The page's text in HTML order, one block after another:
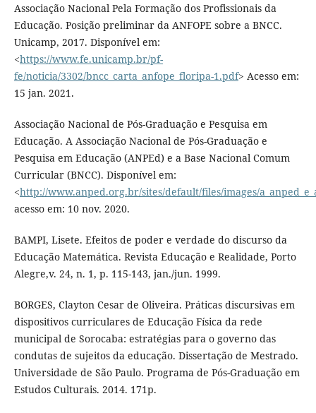
Associação Nacional Pela Formação dos Profissionais da
Educação. Posição preliminar da ANFOPE sobre a BNCC.
Unicamp, 2017. Disponível em:
<https://www.fe.unicamp.br/pf-
fe/noticia/3302/bncc_carta_anfope_floripa-1.pdf> Acesso em:
15 jan. 2021.
Associação Nacional de Pós-Graduação e Pesquisa em
Educação. A Associação Nacional de Pós-Graduação e
Pesquisa em Educação (ANPEd) e a Base Nacional Comum
Curricular (BNCC). Disponível em:
<http://www.anped.org.br/sites/default/files/images/
acesso em: 10 nov. 2020.
BAMPI, Lisete. Efeitos de poder e verdade do discurso da
Educação Matemática. Revista Educação e Realidade, Porto
Alegre,v. 24, n. 1, p. 115-143, jan./jun. 1999.
BORGES, Clayton Cesar de Oliveira. Práticas discursivas em
dispositivos curriculares de Educação Física da rede
municipal de Sorocaba: estratégias para o governo das
condutas de sujeitos da educação. Dissertação de Mestrado.
Universidade de São Paulo. Programa de Pós-Graduação em
Estudos Culturais. 2014. 171p.